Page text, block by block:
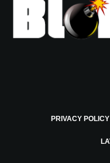
PRIVACY POLICY